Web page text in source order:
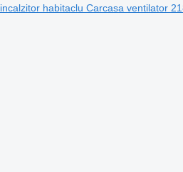
incalzitor habitaclu Carcasa ventilator